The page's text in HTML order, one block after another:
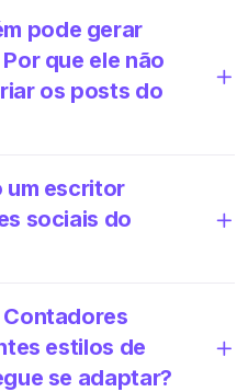
pode gerar
que ele não
os posts do
um escritor
sociais do
Contadores
estilos de
se adaptar?